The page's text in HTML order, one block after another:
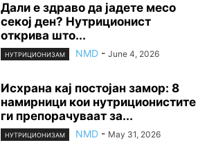
Дали е здраво да јадете месо
секој ден? Нутриционист
открива што...
НУТРИЦИОНИЗАМ NMD - June 4, 2026
Исхрана кај постојан замор: 8
намирници кои нутриционистите
ги препорачуваат за...
НУТРИЦИОНИЗАМ NMD - May 31, 2026